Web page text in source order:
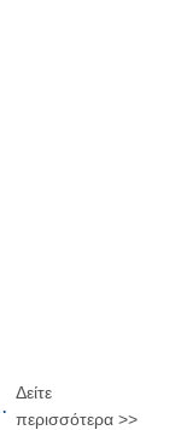
Δείτε
περισσότερα >>